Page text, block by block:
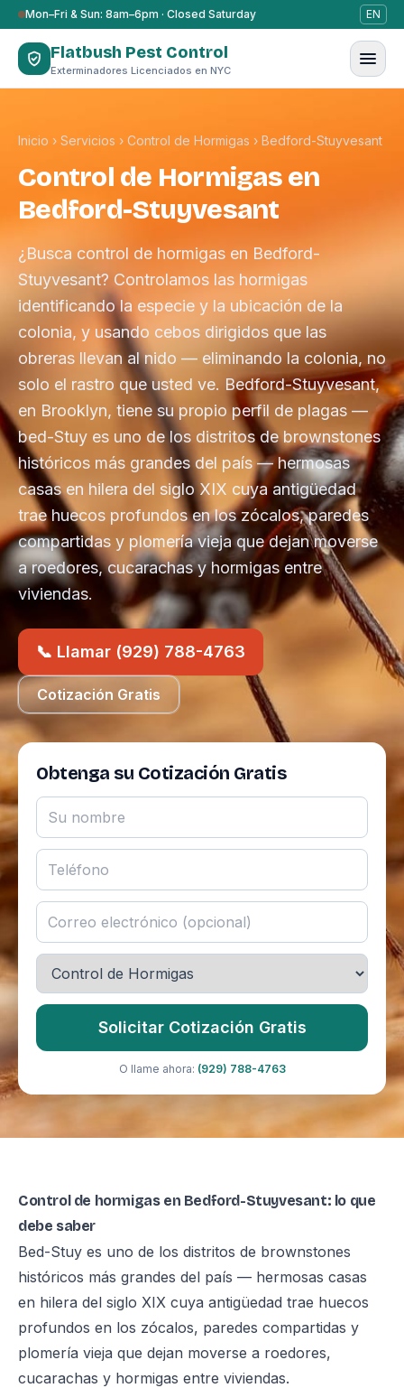
Saltar al contenido
Mon–Fri & Sun: 8am–6pm · Closed Saturday EN
Flatbush Pest Control
Exterminadores Licenciados en NYC
Inicio › Servicios › Control de Hormigas › Bedford-Stuyvesant
Control de Hormigas en
Bedford-Stuyvesant
¿Busca control de hormigas en Bedford-
Stuyvesant? Controlamos las hormigas
identificando la especie y la ubicación de la
colonia, y usando cebos dirigidos que las
obreras llevan al nido — eliminando la colonia, no
solo el rastro que usted ve. Bedford-Stuyvesant,
en Brooklyn, tiene su propio perfil de plagas —
bed-Stuy es uno de los distritos de brownstones
históricos más grandes del país — hermosas
casas en hilera del siglo XIX cuya antigüedad
trae huecos profundos en los zócalos, paredes
compartidas y plomería vieja que dejan moverse
a roedores, cucarachas y hormigas entre
viviendas.
📞 Llamar (929) 788-4763
Cotización Gratis
Obtenga su Cotización Gratis
Solicitar Cotización Gratis
O llame ahora: (929) 788-4763
Control de hormigas en Bedford-Stuyvesant: lo que
debe saber
Bed-Stuy es uno de los distritos de brownstones
históricos más grandes del país — hermosas casas
en hilera del siglo XIX cuya antigüedad trae huecos
profundos en los zócalos, paredes compartidas y
plomería vieja que dejan moverse a roedores,
cucarachas y hormigas entre viviendas.